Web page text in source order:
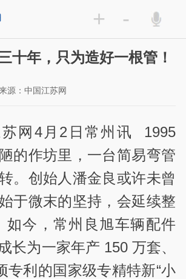
+ -
十年，只为造好一根管！
源：中国江苏网
网4月2日常州讯 1995
的作坊里，一台简易弯管
。创始人潘金良或许未曾
于微末的坚持，会延续整
如今，常州良旭车辆配件
长为一家年产 150 万套、
专利的国家级专精特新“小